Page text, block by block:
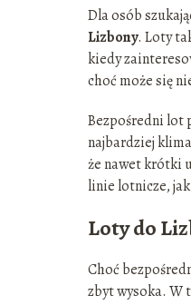
Dla osób
Lizbony. Loty
kiedy
choć może się
Bezpośredni lot
najbardziej
że nawet krótki
linie lotnicze,
Loty do
Choć
zbyt wysoka. W